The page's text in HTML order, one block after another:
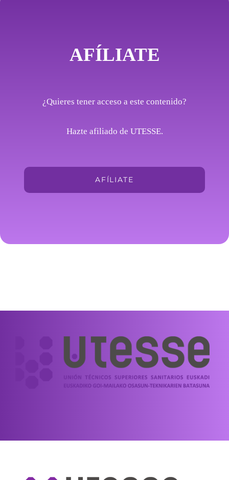
AFÍLIATE
¿Quieres tener acceso a este contenido?
Hazte afiliado de UTESSE.
AFÍLIATE